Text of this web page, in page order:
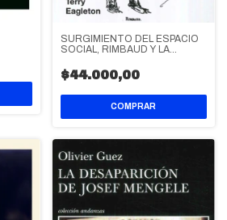
SURGIMIENTO DEL ESPACIO
SOCIAL, RIMBAUD Y LA
$44.000,00